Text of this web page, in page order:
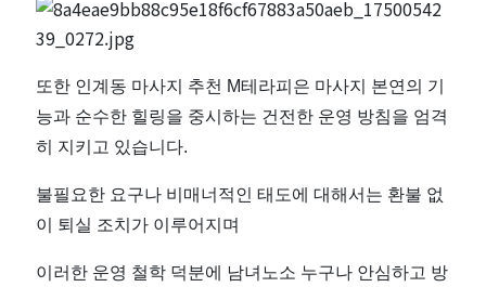
또한 인계동 마사지 추천 M테라피은 마사지 본연의 기
능과 순수한 힐링을 중시하는 건전한 운영 방침을 엄격
히 지키고 있습니다.
불필요한 요구나 비매너적인 태도에 대해서는 환불 없
이 퇴실 조치가 이루어지며
이러한 운영 철학 덕분에 남녀노소 누구나 안심하고 방